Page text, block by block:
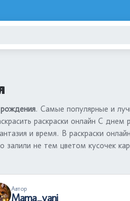
. Самые популярные и
раскраски онлайн С днем
и время. В раскраски
не тем цветом кусочек
Автор
Mama_vani